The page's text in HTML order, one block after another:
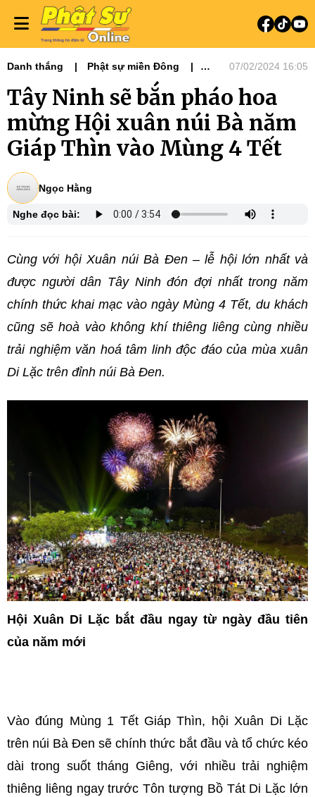
Danh thắng
Phật sự miền Đông
07/02/2024 16:05
Tây Ninh sẽ bắn pháo hoa
mừng Hội xuân núi Bà năm
Giáp Thìn vào Mùng 4 Tết
Ngọc Hằng
Nghe đọc bài:
Cùng với hội Xuân núi Bà Đen – lễ hội lớn nhất và
được người dân Tây Ninh đón đợi nhất trong năm
chính thức khai mạc vào ngày Mùng 4 Tết, du khách
cũng sẽ hoà vào không khí thiêng liêng cùng nhiều
trải nghiệm văn hoá tâm linh độc đáo của mùa xuân
Di Lặc trên đỉnh núi Bà Đen.
Hội Xuân Di Lặc bắt đầu ngay từ ngày đầu tiên
của năm mới
Vào đúng Mùng 1 Tết Giáp Thìn, hộiXuân Di Lặc
trên núi Bà Đen sẽ chính thức bắt đầu và tổ chức kéo
dài trong suốt tháng Giêng, với nhiều trải nghiệm
thiêng liêng ngay trước Tôn tượng Bồ Tát Di Lặc lớn